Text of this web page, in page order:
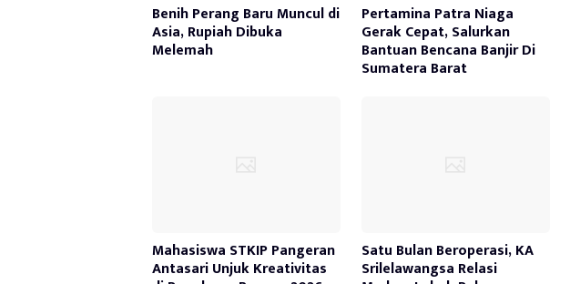
Benih Perang Baru Muncul di
Asia, Rupiah Dibuka
Melemah
Pertamina Patra Niaga
Gerak Cepat, Salurkan
Bantuan Bencana Banjir Di
Sumatera Barat
Mahasiswa STKIP Pangeran
Antasari Unjuk Kreativitas
Satu Bulan Beroperasi, KA
Srilelawangsa Relasi